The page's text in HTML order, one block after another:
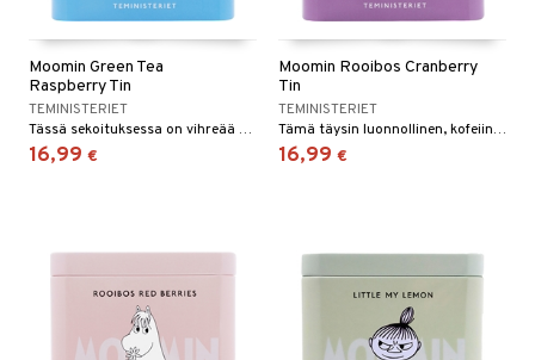
Moomin Green Tea
Raspberry Tin
TEMINISTERIET
Tässä sekoituksessa on vihreää teetä ja vadelmaa, jotka antavat kirkkaan ja intensiivisen maun.
16,99 €
Moomin Rooibos Cranberry
Tin
TEMINISTERIET
Tämä täysin luonnollinen, kofeiiniton rooibos-sekoitus sisältää sekoituksen rooibos-teetä ja goji-marjoja, jotka tarjoavat täyteläisen ja pehmeän kupillisen teetä virkistävällä maulla.
16,99 €